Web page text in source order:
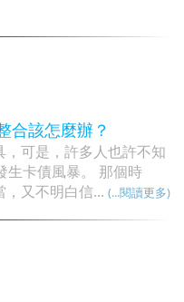
合該怎麼辦？
可是，許多人也許不知
生卡債風暴。 那個時
又不明白信... (...閱讀更多)